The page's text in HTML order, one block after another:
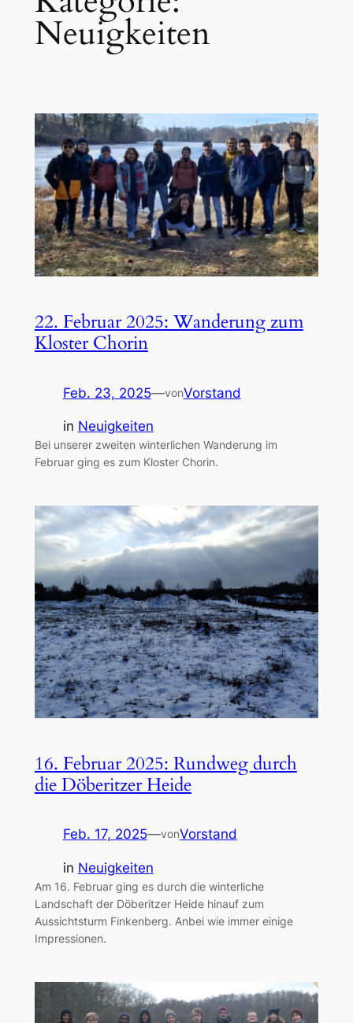
Neuigkeiten
22. Februar 2025: Wanderung zum
Kloster Chorin
Feb. 23, 2025—vonVorstand
in Neuigkeiten
Bei unserer zweiten winterlichen Wanderung im
Februar ging es zum Kloster Chorin.
16. Februar 2025: Rundweg durch
die Döberitzer Heide
Feb. 17, 2025—vonVorstand
in Neuigkeiten
Am 16. Februar ging es durch die winterliche
Landschaft der Döberitzer Heide hinauf zum
Aussichtsturm Finkenberg. Anbei wie immer einige
Impressionen.